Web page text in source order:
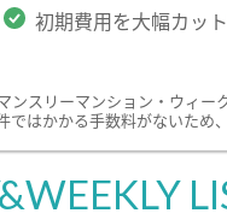
初期費用を大幅カット
ンスリーマンション・ウィ
ではかかる手数料がないため